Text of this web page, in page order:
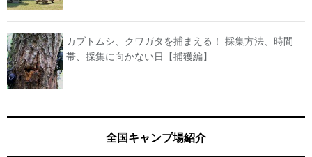
カブトムシ、クワガタを捕まえる！ 採集方法、時間
帯、採集に向かない日【捕獲編】
全国キャンプ場紹介